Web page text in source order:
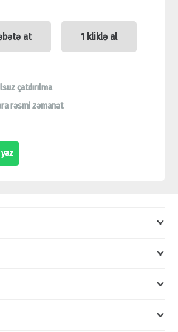
at 1 kliklə al
çatdırılma
rəsmi zəmanət